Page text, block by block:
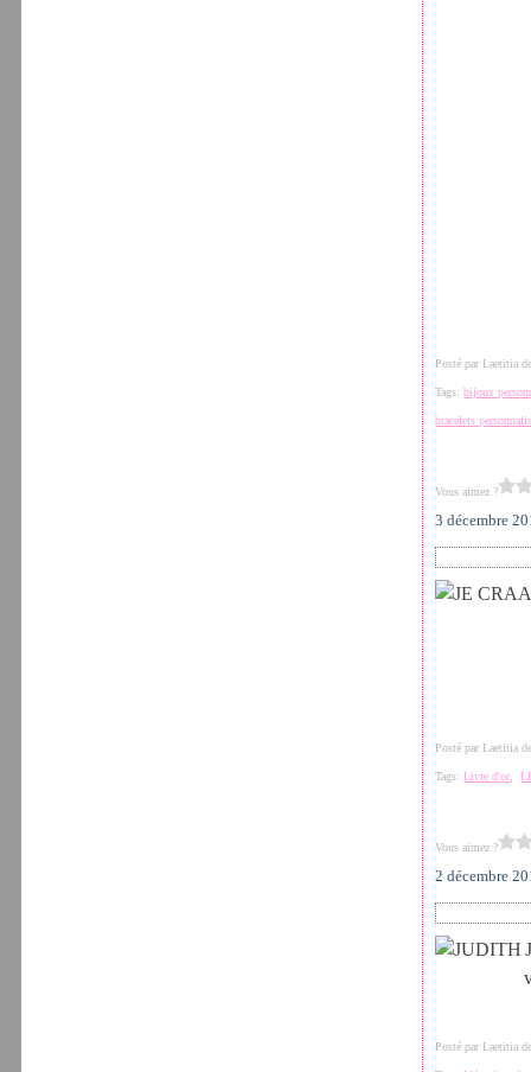
Posté par Laetitia
Tags:bijoux
bracelets
Vous aimez ?
3 décembre
Posté par Laetitia
Tags:Livre d'or,
Vous aimez ?
2 décembre
Posté par Laetitia